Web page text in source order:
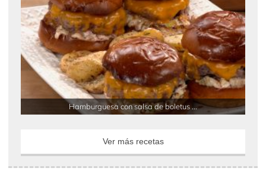
Hamburguesa con salsa de boletus ...
Ver más recetas